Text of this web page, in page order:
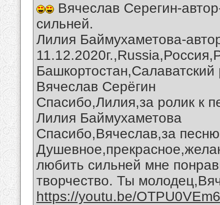
Вячеслав Серегин-
сильней.
Лилия Баймухаметова-
Вячеслав Серёгин
Спасибо,Лилия,за ролик к
Лилия Баймухаметова
Спасибо,Вячеслав,за
любить сильней мне
творчество. Ты
https://youtu.be/